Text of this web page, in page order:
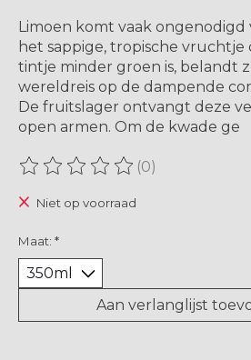
Limoen komt vaak ongenodigd
het sappige, tropische vruchtje
tintje minder groen is, belandt
wereldreis op de dampende
De fruitslager ontvangt deze
open armen. Om de kwade ge
De beoordeling van dit product
(0)
Niet op voorraad
Maat: *
Aan verlanglijst